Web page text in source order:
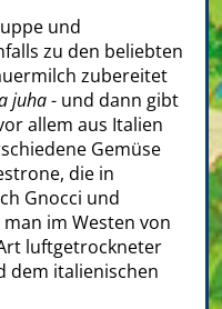
und
zu den beliebten
zubereitet
juha- und dann gibt
allem aus Italien
Gemüse
die in
Gnocci und
im Westen von
luftgetrockneter
dem italienischen